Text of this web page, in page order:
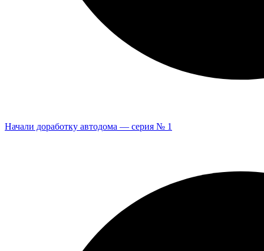
Начали доработку автодома — серия № 1